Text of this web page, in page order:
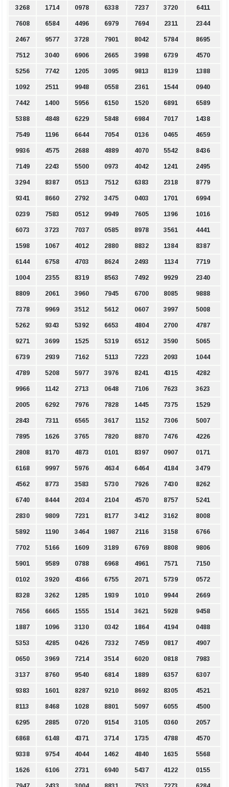
3268 1714 0978 6338 7237 3720 6411
7608 6584 4496 6979 7694 2311 2344
2467 9577 3728 7901 8042 5784 8695
7512 3040 6906 2665 3998 6739 4570
5256 7742 1205 3095 9813 8139 1388
1092 2511 9948 0558 2361 1544 0940
7442 1400 5956 6150 1520 6891 6589
5388 4848 6229 5848 6984 7017 1438
7549 1196 6644 7054 0136 0465 4659
9936 4575 2688 4889 4070 5542 8436
7149 2243 5500 0973 4042 1241 2495
3294 8387 0513 7512 6383 2318 8779
9341 8660 2792 3475 0403 1701 6994
0239 7583 0512 9949 7605 1396 1016
6073 3723 7037 0585 8978 3561 4441
1598 1067 4012 2880 8832 1384 8387
6144 6758 4703 8624 2493 1134 7719
1004 2355 8319 8563 7492 9929 2340
8809 2061 3960 7945 6700 8085 9888
7378 9969 3512 5612 0607 3997 5008
5262 9343 5392 6653 4804 2700 4787
9271 3699 1525 5319 6512 3590 5065
6739 2939 7162 5113 7223 2093 1044
4789 5208 5977 3976 8241 4315 4282
9966 1142 2713 0648 7106 7623 3623
2005 6292 7976 7828 1445 7375 1529
2843 7311 6565 3617 1152 7306 5007
7895 1626 3765 7820 8870 7476 4226
2808 8170 4873 0101 8397 0907 0171
6168 9997 5976 4634 6464 4184 3479
4562 8773 3583 5730 7926 7430 8262
6740 8444 2034 2104 4570 8757 5241
2830 9809 7231 8177 3412 3162 8008
5892 1190 3464 1987 2116 3158 6766
7702 5166 1609 3189 6769 8808 9806
5901 9589 0788 6968 4961 7571 7150
0102 3920 4366 6755 2071 5739 0572
8328 3262 1285 1939 1010 9944 2669
7656 6665 1555 1514 3621 5928 9458
1887 1096 3130 0342 1864 4194 0488
5353 4285 0426 7332 7459 0817 4907
0650 3969 7214 3514 6020 0818 7983
3137 8760 9540 6814 1889 6357 6307
9383 1601 8287 9210 8692 8305 4521
8113 8468 1028 8801 5097 6055 4500
6295 2885 0720 9154 3105 0360 2057
6868 6148 4371 3714 1735 4788 4570
9338 9754 4044 1462 4840 1635 5568
1626 6106 2731 6940 5437 4122 0155